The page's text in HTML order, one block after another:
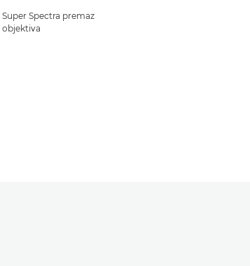
Super Spectra premaz
objektiva